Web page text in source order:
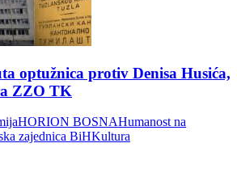
optužnica protiv Denisa Husića,
ZZO TK
HORION BOSNAHumanost na
zajednica BiHKultura